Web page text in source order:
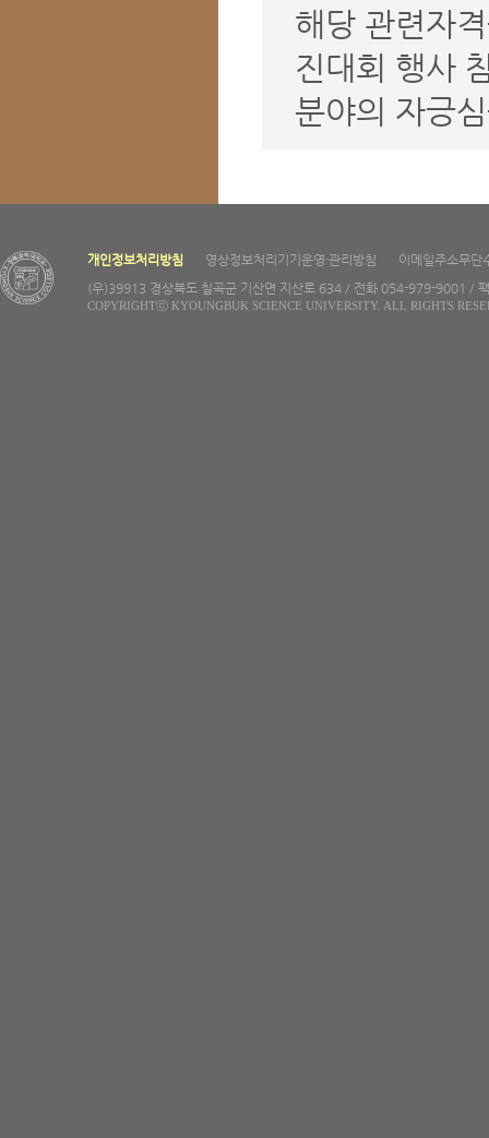
해당 관련자
진대회 행사
분야의 자긍
개인정보처리방침 영상정보처리기기운영·관리방침
이메일주소무단
(우)39913 경상북도 칠곡군 기산면 지산로 634 / 전화 054-979-9001 /
COPYRIGHTⓒ KYOUNGBUK SCIENCE UNIVERSITY. ALL RIGHTS